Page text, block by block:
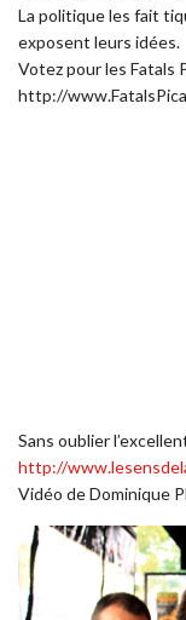
La politique les fait
exposent leurs idées.
Votez pour les Fatals
http://
Sans oublier
http://
Vidéo de Dominique